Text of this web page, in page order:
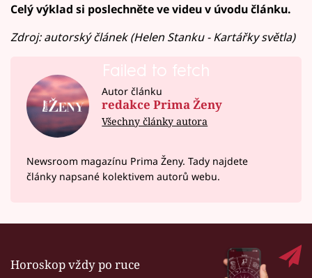
Celý výklad si poslechněte ve videu v úvodu článku.
Zdroj: autorský článek (Helen Stanku - Kartářky světla)
Failed to fetch
Autor článku
redakce Prima Ženy
Všechny články autora
Newsroom magazínu Prima Ženy. Tady najdete
články napsané kolektivem autorů webu.
Horoskop vždy po ruce